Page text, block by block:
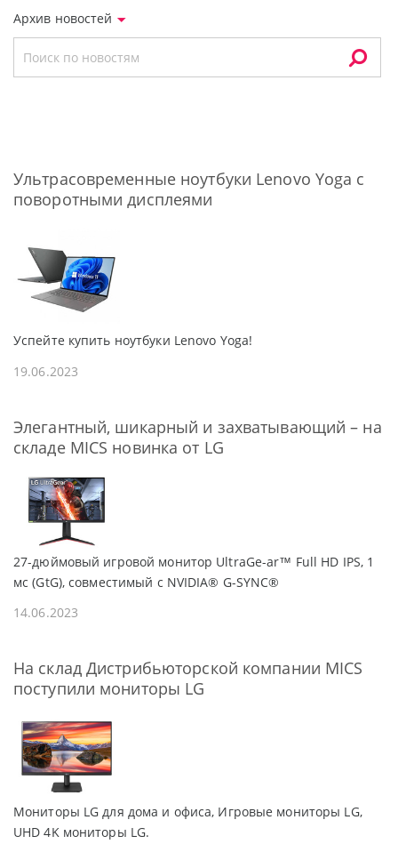
Архив новостей
Ультрасовременные ноутбуки Lenovo Yoga с
поворотными дисплеями
Успейте купить ноутбуки Lenovo Yoga!
19.06.2023
Элегантный, шикарный и захватывающий – на
складе MICS новинка от LG
27-дюймовый игровой монитор UltraGe-ar™ Full HD IPS, 1
мс (GtG), совместимый с NVIDIA® G-SYNC®
14.06.2023
На склад Дистрибьюторской компании MICS
поступили мониторы LG
Мониторы LG для дома и офиса, Игровые мониторы LG,
UHD 4K мониторы LG.